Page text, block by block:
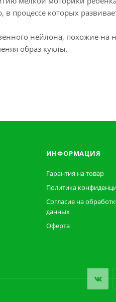
процессе которых
нейлона, похожие на
образ куклы.
ИНФОРМАЦИЯ
Гарантия на товар
Политика
Согласие на
данных
Оферта